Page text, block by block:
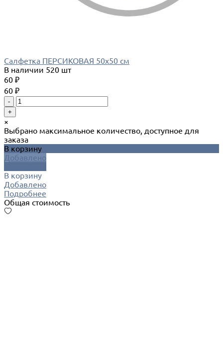
Салфетка ПЕРСИКОВАЯ 50х50 см
В наличии 520 шт
60 ₽
60 ₽
-
+
×
Выбрано максимальное количество, доступное для
заказа
В корзину
Добавлено
В корзину
Добавлено
Подробнее
Общая стоимость